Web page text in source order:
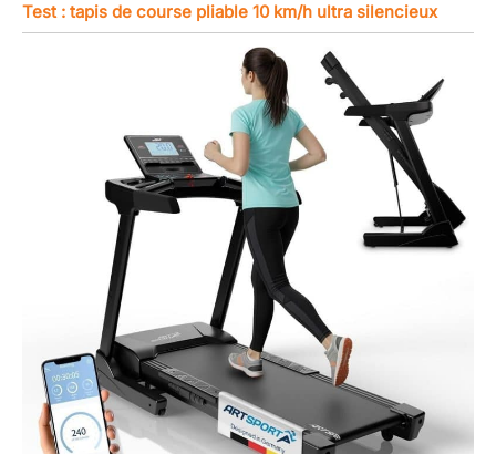
Test : tapis de course pliable 10 km/h ultra silencieux